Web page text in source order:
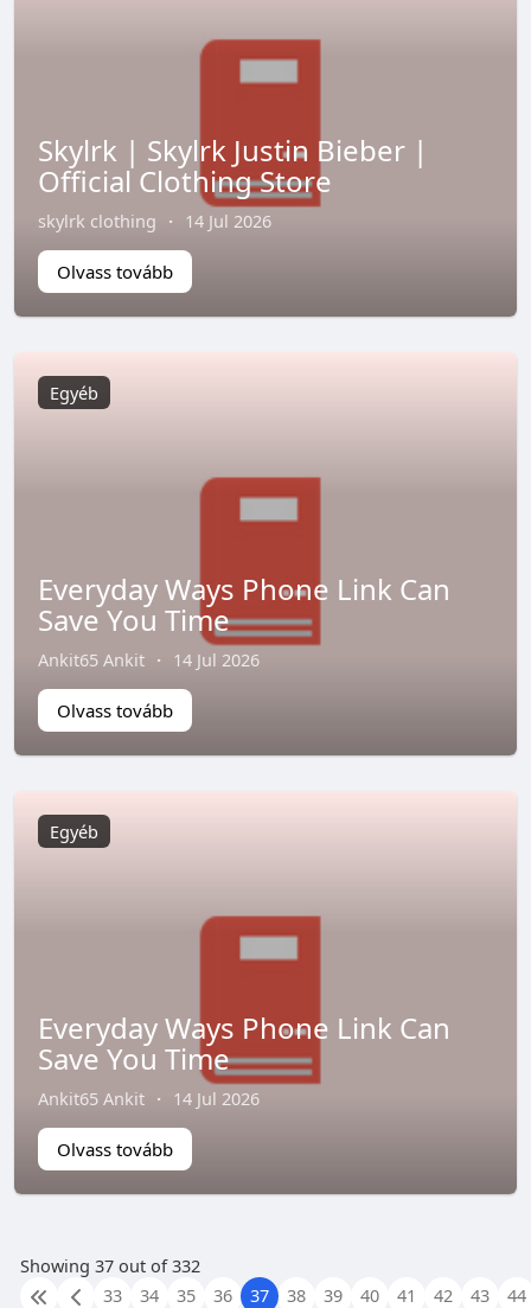
Skylrk | Skylrk Justin Bieber |
Official Clothing Store
skylrk clothing · 14 Jul 2026
Olvass tovább
Egyéb
Everyday Ways Phone Link Can
Save You Time
Ankit65 Ankit · 14 Jul 2026
Olvass tovább
Egyéb
Everyday Ways Phone Link Can
Save You Time
Ankit65 Ankit · 14 Jul 2026
Olvass tovább
Showing 37 out of 332
33
34 35 36 37 38 39 40 41 42 43 44